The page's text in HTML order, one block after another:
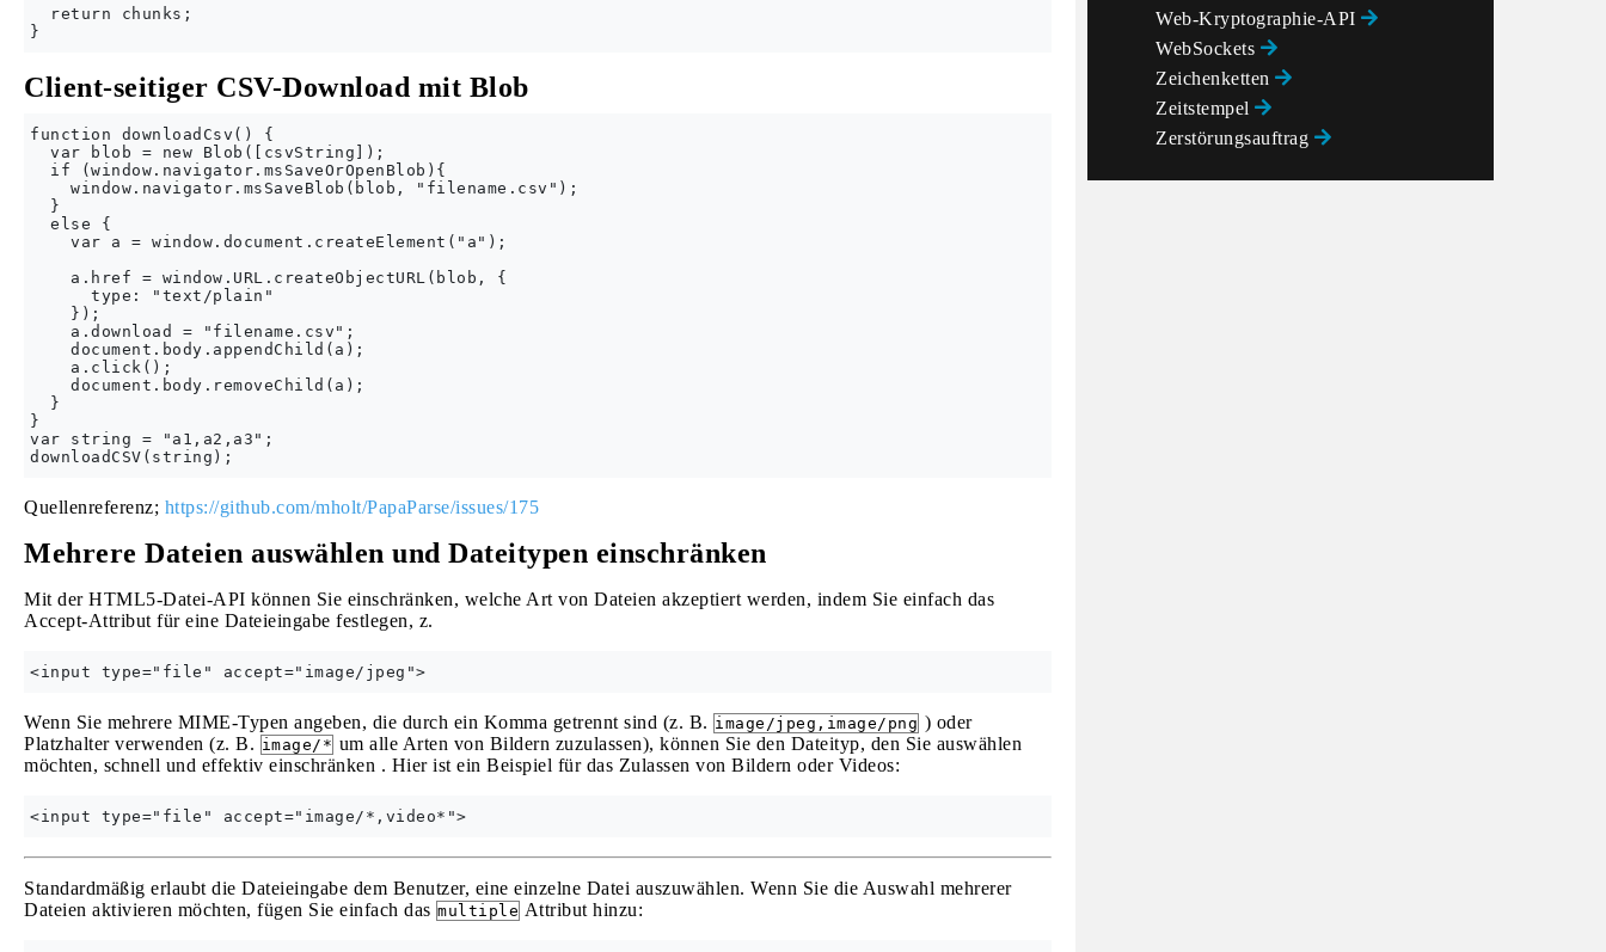
  return chunks;
Client-seitiger CSV-Download mit Blob
function downloadCsv() {
  var blob = new Blob([csvString]);
  if (window.navigator.msSaveOrOpenBlob){
    window.navigator.msSaveBlob(blob, "filename.csv");
  }
  else {
    var a = window.document.createElement("a");
    a.href = window.URL.createObjectURL(blob, {
      type: "text/plain"
    });
    a.download = "filename.csv";
    document.body.appendChild(a);
    a.click();
    document.body.removeChild(a);
  }
}
var string = "a1,a2,a3";
Quellenreferenz; https://github.com/mholt/PapaParse/issues/175
Mehrere Dateien auswählen und Dateitypen einschränken
Mit der HTML5-Datei-API können Sie einschränken, welche Art von Dateien akzeptiert werden, indem Sie einfach das
Accept-Attribut für eine Dateieingabe festlegen, z.
Wenn Sie mehrere MIME-Typen angeben, die durch ein Komma getrennt sind (z. B. image/jpeg,image/png ) oder
Platzhalter verwenden (z. B. image/* um alle Arten von Bildern zuzulassen), können Sie den Dateityp, den Sie auswählen
möchten, schnell und effektiv einschränken . Hier ist ein Beispiel für das Zulassen von Bildern oder Videos:
Standardmäßig erlaubt die Dateieingabe dem Benutzer, eine einzelne Datei auszuwählen. Wenn Sie die Auswahl mehrerer
Dateien aktivieren möchten, fügen Sie einfach das multiple Attribut hinzu:
Web-Kryptographie-API
WebSockets
Zeichenketten
Zeitstempel
Zerstörungsauftrag